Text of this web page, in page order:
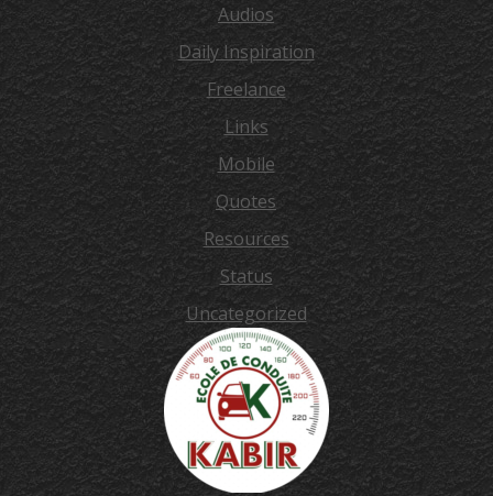
Audios
Daily Inspiration
Freelance
Links
Mobile
Quotes
Resources
Status
Uncategorized